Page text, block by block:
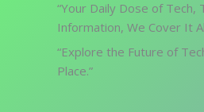
“Your Daily Dose of
Information, We Cover It
“Explore the Future of
Place.”